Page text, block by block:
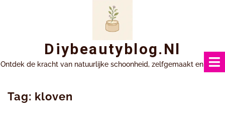
Diybeautyblog.nl
Ontdek de kracht van natuurlijke schoonheid, zelfgemaakt en uniek.
Tag: kloven